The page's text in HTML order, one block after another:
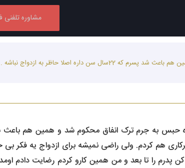
مشاوره تلفنی
سلام.لطفا کمکم کنید من چند ماه که از شوهرم جدا شدم و شوهرم به 17 ماه حبس به جرم ترک انفاق محکوم شد و همین هم
هم کردم. ولی راضی نمیشه برای ازدواج یه فکر بی
پدرم را تا بعد و من همین کارو کردم رضایت دادم